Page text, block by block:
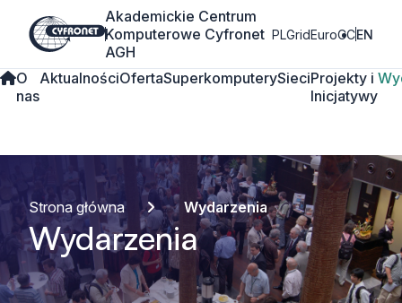
Akademickie Centrum
Komputerowe Cyfronet
AGH
PLGridEuroCCEN
O
nas
AktualnościOfertaSuperkomputerySieciProjekty i
Inicjatywy
Strona główna Wydarzenia
Wydarzenia